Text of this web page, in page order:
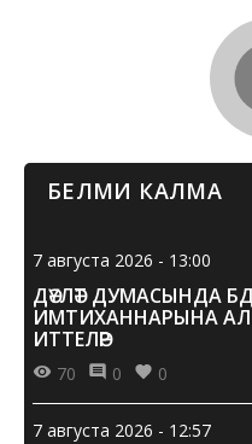
БЕЛМИ КАЛМА
7 августа 2026 - 13:00
ДӘҮЛӘТ ДУМАСЫНДА
ИМТИХАННАРЫНА
ИТТЕЛӘР
70 0 0
7 августа 2026 - 12:57